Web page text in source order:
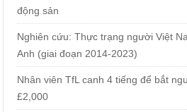
động sản
Nghiên cứu: Thực trạng người Việt
Anh (giai đoạn 2014-2023)
Nhân viên TfL canh 4 tiếng để bắt
£2,000